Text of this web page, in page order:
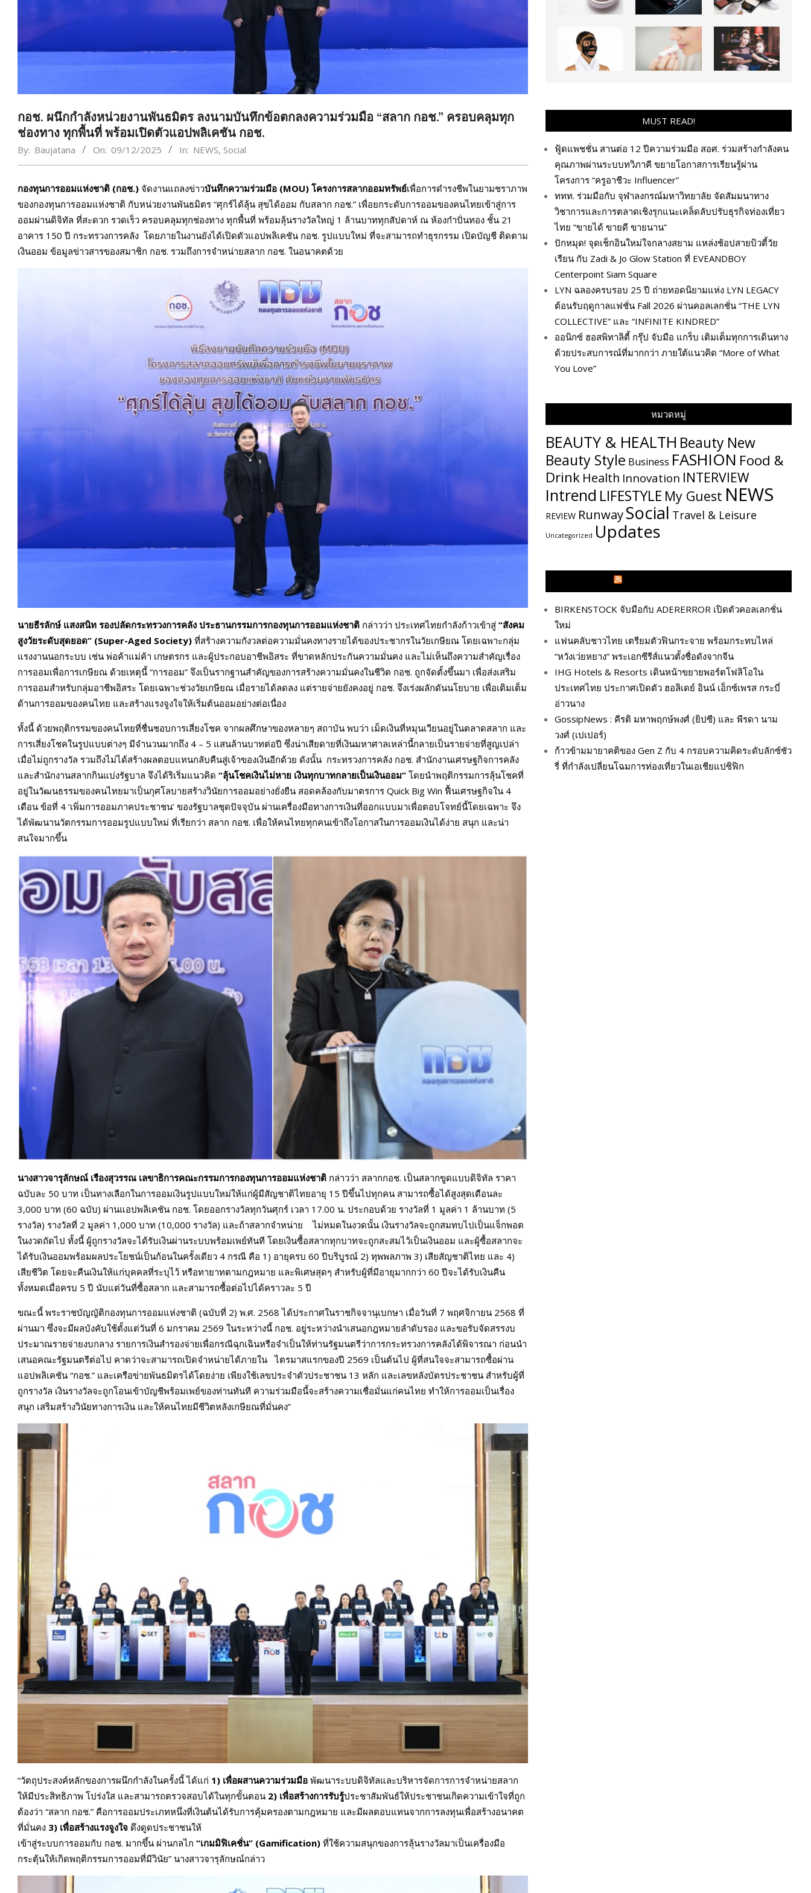
กอช. ผนึกกำลังหน่วยงานพันธมิตร ลงนามบันทึกข้อตกลงความร่วมมือ “สลาก กอช.” ครอบคลุมทุก
ช่องทาง ทุกพื้นที่ พร้อมเปิดตัวแอปพลิเคชัน กอช.
By: Baujatana On: 09/12/2025 In: NEWS, Social
กองทุนการออมแห่งชาติ (กอช.) จัดงานแถลงข่าวบันทึกความร่วมมือ (MOU) โครงการสลากออมทรัพย์เพื่อการดำรงชีพในยามชราภาพ
ของกองทุนการออมแห่งชาติ กับหน่วยงานพันธมิตร “ศุกร์ได้ลุ้น สุขได้ออม กับสลาก กอช.” เพื่อยกระดับการออมของคนไทยเข้าสู่การ
ออมผ่านดิจิทัล ที่สะดวก รวดเร็ว ครอบคลุมทุกช่องทาง ทุกพื้นที่ พร้อมลุ้นรางวัลใหญ่ 1 ล้านบาททุกสัปดาห์ ณ ห้องกำปั่นทอง ชั้น 21
อาคาร 150 ปี กระทรวงการคลัง โดยภายในงานยังได้เปิดตัวแอปพลิเคชัน กอช. รูปแบบใหม่ ที่จะสามารถทำธุรกรรม เปิดบัญชี ติดตาม
เงินออม ข้อมูลข่าวสารของสมาชิก กอช. รวมถึงการจำหน่ายสลาก กอช. ในอนาคตด้วย
นายธีรลักษ์ แสงสนิท รองปลัดกระทรวงการคลัง ประธานกรรมการกองทุนการออมแห่งชาติ กล่าวว่า ประเทศไทยกำลังก้าวเข้าสู่ “สังคม
สูงวัยระดับสุดยอด” (Super-Aged Society) ที่สร้างความกังวลต่อความมั่นคงทางรายได้ของประชากรในวัยเกษียณ โดยเฉพาะกลุ่ม
แรงงานนอกระบบ เช่น พ่อค้าแม่ค้า เกษตรกร และผู้ประกอบอาชีพอิสระ ที่ขาดหลักประกันความมั่นคง และไม่เห็นถึงความสำคัญเรื่อง
การออมเพื่อการเกษียณ ด้วยเหตุนี้ “การออม” จึงเป็นรากฐานสำคัญของการสร้างความมั่นคงในชีวิต กอช. ถูกจัดตั้งขึ้นมา เพื่อส่งเสริม
การออมสำหรับกลุ่มอาชีพอิสระ โดยเฉพาะช่วงวัยเกษียณ เมื่อรายได้ลดลง แต่รายจ่ายยังคงอยู่ กอช. จึงเร่งผลักดันนโยบาย เพื่อเติมเต็ม
ด้านการออมของคนไทย และสร้างแรงจูงใจให้เริ่มต้นออมอย่างต่อเนื่อง
ทั้งนี้ ด้วยพฤติกรรมของคนไทยที่ชื่นชอบการเสี่ยงโชค จากผลศึกษาของหลายๆ สถาบัน พบว่า เม็ดเงินที่หมุนเวียนอยู่ในตลาดสลาก และ
การเสี่ยงโชคในรูปแบบต่างๆ มีจำนวนมากถึง 4 – 5 แสนล้านบาทต่อปี ซึ่งน่าเสียดายที่เงินมหาศาลเหล่านี้กลายเป็นรายจ่ายที่สูญเปล่า
เมื่อไม่ถูกรางวัล รวมถึงไม่ได้สร้างผลตอบแทนกลับคืนสู่เจ้าของเงินอีกด้วย ดังนั้น กระทรวงการคลัง กอช. สำนักงานเศรษฐกิจการคลัง
และสำนักงานสลากกินแบ่งรัฐบาล จึงได้ริเริ่มแนวคิด “ลุ้นโชคเงินไม่หาย เงินทุกบาทกลายเป็นเงินออม” โดยนำพฤติกรรมการลุ้นโชคที่
อยู่ในวัฒนธรรมของคนไทยมาเป็นกุศโลบายสร้างวินัยการออมอย่างยั่งยืน สอดคล้องกับมาตรการ Quick Big Win ฟื้นเศรษฐกิจใน 4
เดือน ข้อที่ 4 ‘เพิ่มการออมภาคประชาชน’ ของรัฐบาลชุดปัจจุบัน ผ่านเครื่องมือทางการเงินที่ออกแบบมาเพื่อตอบโจทย์นี้โดยเฉพาะ จึง
ได้พัฒนานวัตกรรมการออมรูปแบบใหม่ ที่เรียกว่า สลาก กอช. เพื่อให้คนไทยทุกคนเข้าถึงโอกาสในการออมเงินได้ง่าย สนุก และน่า
สนใจมากขึ้น
นางสาวจารุลักษณ์ เรืองสุวรรณ เลขาธิการคณะกรรมการกองทุนการออมแห่งชาติ กล่าวว่า สลากกอช. เป็นสลากขูดแบบดิจิทัล ราคา
ฉบับละ 50 บาท เป็นทางเลือกในการออมเงินรูปแบบใหม่ให้แก่ผู้มีสัญชาติไทยอายุ 15 ปีขึ้นไปทุกคน สามารถซื้อได้สูงสุดเดือนละ
3,000 บาท (60 ฉบับ) ผ่านแอปพลิเคชัน กอช. โดยออกรางวัลทุกวันศุกร์ เวลา 17.00 น. ประกอบด้วย รางวัลที่ 1 มูลค่า 1 ล้านบาท (5
รางวัล) รางวัลที่ 2 มูลค่า 1,000 บาท (10,000 รางวัล) และถ้าสลากจำหน่าย ไม่หมดในงวดนั้น เงินรางวัลจะถูกสมทบไปเป็นแจ็กพอต
ในงวดถัดไป ทั้งนี้ ผู้ถูกรางวัลจะได้รับเงินผ่านระบบพร้อมเพย์ทันที โดยเงินซื้อสลากทุกบาทจะถูกสะสมไว้เป็นเงินออม และผู้ซื้อสลากจะ
ได้รับเงินออมพร้อมผลประโยชน์เป็นก้อนในครั้งเดียว 4 กรณี คือ 1) อายุครบ 60 ปีบริบูรณ์ 2) ทุพพลภาพ 3) เสียสัญชาติไทย และ 4)
เสียชีวิต โดยจะคืนเงินให้แก่บุคคลที่ระบุไว้ หรือทายาทตามกฎหมาย และพิเศษสุดๆ สำหรับผู้ที่มีอายุมากกว่า 60 ปีจะได้รับเงินคืน
ทั้งหมดเมื่อครบ 5 ปี นับแต่วันที่ซื้อสลาก และสามารถซื้อต่อไปได้คราวละ 5 ปี
ขณะนี้ พระราชบัญญัติกองทุนการออมแห่งชาติ (ฉบับที่ 2) พ.ศ. 2568 ได้ประกาศในราชกิจจานุเบกษา เมื่อวันที่ 7 พฤศจิกายน 2568 ที่
ผ่านมา ซึ่งจะมีผลบังคับใช้ตั้งแต่วันที่ 6 มกราคม 2569 ในระหว่างนี้ กอช. อยู่ระหว่างนำเสนอกฎหมายลำดับรอง และขอรับจัดสรรงบ
ประมาณรายจ่ายงบกลาง รายการเงินสำรองจ่ายเพื่อกรณีฉุกเฉินหรือจำเป็นให้ท่านรัฐมนตรีว่าการกระทรวงการคลังได้พิจารณา ก่อนนำ
เสนอคณะรัฐมนตรีต่อไป คาดว่าจะสามารถเปิดจำหน่ายได้ภายใน ไตรมาสแรกของปี 2569 เป็นต้นไป ผู้ที่สนใจจะสามารถซื้อผ่าน
แอปพลิเคชัน “กอช.” และเครือข่ายพันธมิตรได้โดยง่าย เพียงใช้เลขประจำตัวประชาชน 13 หลัก และเลขหลังบัตรประชาชน สำหรับผู้ที่
ถูกรางวัล เงินรางวัลจะถูกโอนเข้าบัญชีพร้อมเพย์ของท่านทันที ความร่วมมือนี้จะสร้างความเชื่อมั่นแก่คนไทย ทำให้การออมเป็นเรื่อง
สนุก เสริมสร้างวินัยทางการเงิน และให้คนไทยมีชีวิตหลังเกษียณที่มั่นคง”
“วัตถุประสงค์หลักของการผนึกกำลังในครั้งนี้ ได้แก่ 1) เพื่อผสานความร่วมมือ พัฒนาระบบดิจิทัลและบริหารจัดการการจำหน่ายสลาก
ให้มีประสิทธิภาพ โปร่งใส และสามารถตรวจสอบได้ในทุกขั้นตอน 2) เพื่อสร้างการรับรู้ประชาสัมพันธ์ให้ประชาชนเกิดความเข้าใจที่ถูก
ต้องว่า “สลาก กอช.” คือการออมประเภทหนึ่งที่เงินต้นได้รับการคุ้มครองตามกฎหมาย และมีผลตอบแทนจากการลงทุนเพื่อสร้างอนาคต
ที่มั่นคง 3) เพื่อสร้างแรงจูงใจ ดึงดูดประชาชนให้
เข้าสู่ระบบการออมกับ กอช. มากขึ้น ผ่านกลไก “เกมมิฟิเคชั่น” (Gamification) ที่ใช้ความสนุกของการลุ้นรางวัลมาเป็นเครื่องมือ
กระตุ้นให้เกิดพฤติกรรมการออมที่มีวินัย” นางสาวจารุลักษณ์กล่าว
MUST READ!
ฟู้ดแพชชั่น สานต่อ 12 ปีความร่วมมือ สอศ. ร่วมสร้างกำลังคน
คุณภาพผ่านระบบทวิภาคี ขยายโอกาสการเรียนรู้ผ่าน
โครงการ “ครูอาชีวะ Influencer”
ททท. ร่วมมือกับ จุฬาลงกรณ์มหาวิทยาลัย จัดสัมมนาทาง
วิชาการและการตลาดเชิงรุกแนะเคล็ดลับปรับธุรกิจท่องเที่ยว
ไทย “ขายได้ ขายดี ขายนาน”
ปักหมุด! จุดเช็กอินใหม่ใจกลางสยาม แหล่งช้อปสายบิวตี้วัย
เรียน กับ Zadi & Jo Glow Station ที่ EVEANDBOY
Centerpoint Siam Square
LYN ฉลองครบรอบ 25 ปี ถ่ายทอดนิยามแห่ง LYN LEGACY
ต้อนรับฤดูกาลแฟชั่น Fall 2026 ผ่านคอลเลกชั่น “THE LYN
COLLECTIVE” และ “INFINITE KINDRED”
ออนิกซ์ ฮอสพิทาลิตี้ กรุ๊ป จับมือ แกร็บ เติมเต็มทุกการเดินทาง
ด้วยประสบการณ์ที่มากกว่า ภายใต้แนวคิด “More of What
You Love”
หมวดหมู่
BEAUTY & HEALTH Beauty New
Beauty Style Business FASHION Food &
Drink Health Innovation INTERVIEW
Intrend LIFESTYLE My​ Guest NEWS
REVIEW RunwaySocial Travel & Leisure
Uncategorized Updates
BIRKENSTOCK จับมือกับ ADERERROR เปิดตัวคอลเลกชั่น
ใหม่
แฟนคลับชาวไทย เตรียมตัวฟินกระจาย พร้อมกระทบไหล่
“หวังเว่ยหยาง” พระเอกซีรีส์แนวตั้งชื่อดังจากจีน
IHG Hotels & Resorts เดินหน้าขยายพอร์ตโฟลิโอใน
ประเทศไทย ประกาศเปิดตัว ฮอลิเดย์ อินน์ เอ็กซ์เพรส กระบี่
อ่าวนาง
GossipNews : คีรติ มหาพฤกษ์พงศ์ (ยิปซี) และ พีรดา นาม
วงศ์ (เปเปอร์)
ก้าวข้ามมายาคติของ Gen Z กับ 4 กรอบความคิดระดับลักซ์ชัว
รี่ ที่กำลังเปลี่ยนโฉมการท่องเที่ยวในเอเชียแปซิฟิก